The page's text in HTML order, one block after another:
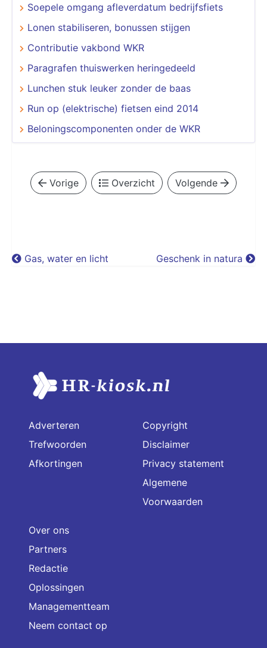
Soepele omgang afleverdatum bedrijfsfiets
Lonen stabiliseren, bonussen stijgen
Contributie vakbond WKR
Paragrafen thuiswerken heringedeeld
Lunchen stuk leuker zonder de baas
Run op (elektrische) fietsen eind 2014
Beloningscomponenten onder de WKR
Vorige Overzicht Volgende
Gas, water en licht Geschenk in natura
Adverteren
Trefwoorden
Afkortingen
Copyright
Disclaimer
Privacy statement
Algemene
Voorwaarden
Over ons
Partners
Redactie
Oplossingen
Managementteam
Neem contact op